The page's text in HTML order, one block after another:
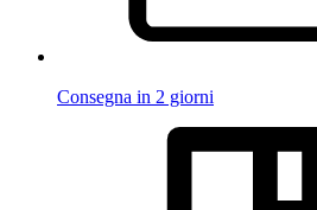
Consegna in 2 giorni